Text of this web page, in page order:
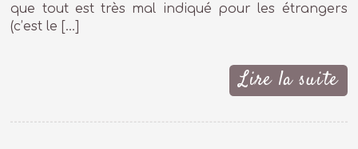
que tout est très mal indiqué pour les étrangers
(c’est le […]
Lire la suite